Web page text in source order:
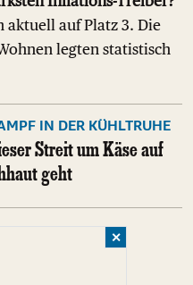
aktuell auf Platz 3. Die
legten statistisch
IN DER KÜHLTRUHE
Streit um Käse auf
geht
✕